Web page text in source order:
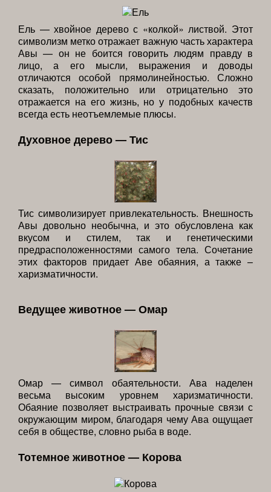
Ель — хвойное дерево с «колкой» листвой. Этот
символизм метко отражает важную часть характера
Авы — он не боится говорить людям правду в
лицо, а его мысли, выражения и доводы
отличаются особой прямолинейностью. Сложно
сказать, положительно или отрицательно это
отражается на его жизнь, но у подобных качеств
всегда есть неотъемлемые плюсы.
Духовное дерево — Тис
Тис символизирует привлекательность. Внешность
Авы довольно необычна, и это обусловлена как
вкусом и стилем, так и генетическими
предрасположенностями самого тела. Сочетание
этих факторов придает Аве обаяния, а также –
харизматичности.
Ведущее животное — Омар
Омар — символ обаятельности. Ава наделен
весьма высоким уровнем харизматичности.
Обаяние позволяет выстраивать прочные связи с
окружающим миром, благодаря чему Ава ощущает
себя в обществе, словно рыба в воде.
Тотемное животное — Корова